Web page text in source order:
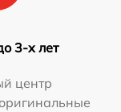
3-х лет
центр